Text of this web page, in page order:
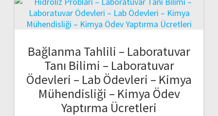
Bağlanma Tahlili – Laboratuvar
Tanı Bilimi – Laboratuvar
Ödevleri – Lab Ödevleri – Kimya
Mühendisliği – Kimya Ödev
Yaptırma Ücretleri